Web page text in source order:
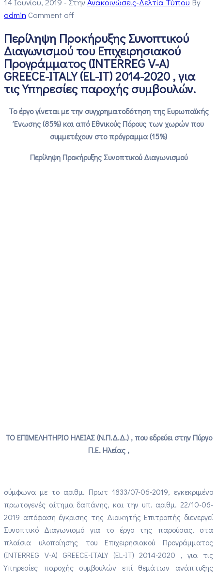
admin Comment off
Περίληψη Προκήρυξης Συνοπτικού
Διαγωνισμού του Επιχειρησιακού
Προγράμματος (INTERREG V-A)
GREECE-ITALY (EL-IT) 2014-2020 , για
τις Υπηρεσίες παροχής συμβουλών.
Το έργο γίνεται με την συγχρηματοδότηση της Ευρωπαϊκής
Ένωσης (85%) και από Εθνικούς Πόρους των χωρών που
συμμετέχουν στο πρόγραμμα (15%)
Περίληψη Προκήρυξης Συνοπτικού Διαγωνισμού
ΤΟ ΕΠΙΜΕΛΗΤΗΡΙΟ ΗΛΕΙΑΣ (Ν.Π.Δ.Δ.) , που εδρεύει στην Πύργο
Π.Ε. Ηλείας ,
σύμφωνα με το αριθμ. Πρωτ 1833/07-06-2019, εγκεκριμένο
πρωτογενές αίτημα δαπάνης, και την υπ. αριθμ. 22/10-06-
2019 απόφαση έγκρισης της Διοικητής Επιτροπής διενεργεί
Συνοπτικό Διαγωνισμό για το έργο της παρούσας, στα
πλαίσια υλοποίησης του Επιχειρησιακού Προγράμματος
(INTERREG V-A) GREECE-ITALY (EL-IT) 2014-2020 , για τις
Υπηρεσίες παροχής συμβουλών επί θεμάτων ανάπτυξης